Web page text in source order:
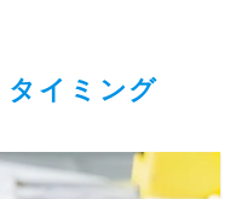
タイミング